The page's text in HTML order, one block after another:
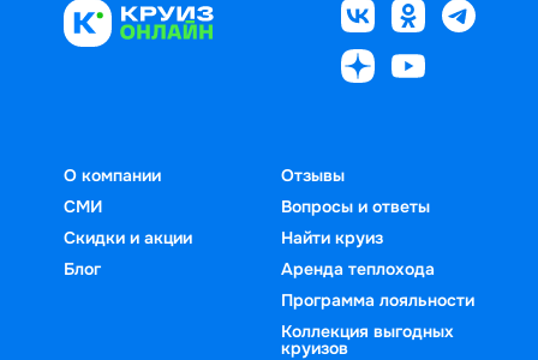
О компании
СМИ
Скидки и акции
Блог
Отзывы
Вопросы и ответы
Найти круиз
Аренда теплохода
Программа лояльности
Коллекция выгодных
круизов